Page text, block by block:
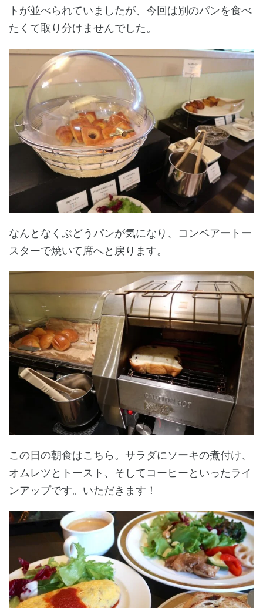
トが並べられていましたが、今回は別のパンを食べ
たくて取り分けませんでした。
なんとなくぶどうパンが気になり、コンベアートー
スターで焼いて席へと戻ります。
この日の朝食はこちら。サラダにソーキの煮付け、
オムレツとトースト、そしてコーヒーといったライ
ンアップです。いただきます！